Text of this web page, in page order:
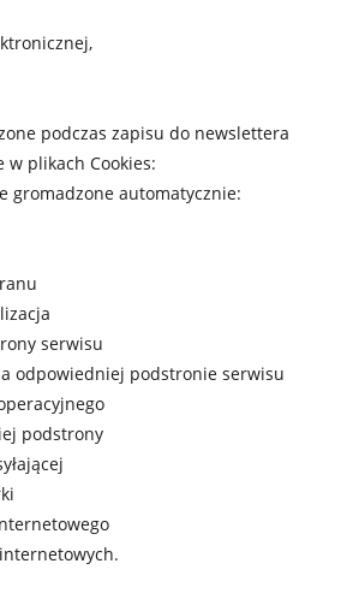
podczas zapisu do newslettera
w plikach Cookies:
gromadzone automatycznie:
serwisu
odpowiedniej podstronie serwisu
podstrony